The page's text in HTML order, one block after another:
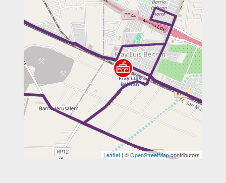
Leaflet | ©OpenStreetMapcontributors